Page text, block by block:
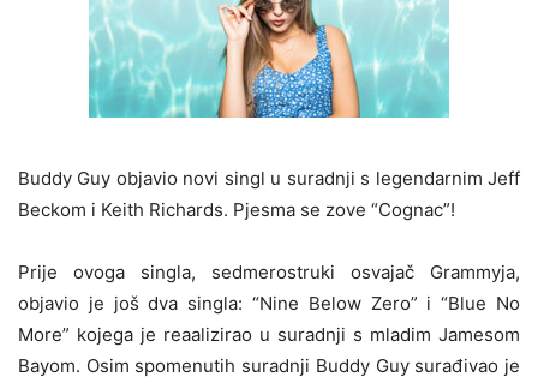
Buddy Guy objavio novi singl u suradnji s legendarnim Jeff
Beckom i Keith Richards. Pjesma se zove “Cognac”!
Prije ovoga singla, sedmerostruki osvajač Grammyja,
objavio je još dva singla: “Nine Below Zero” i “Blue No
More” kojega je reaalizirao u suradnji s mladim Jamesom
Bayom. Osim spomenutih suradnji Buddy Guy surađivao je